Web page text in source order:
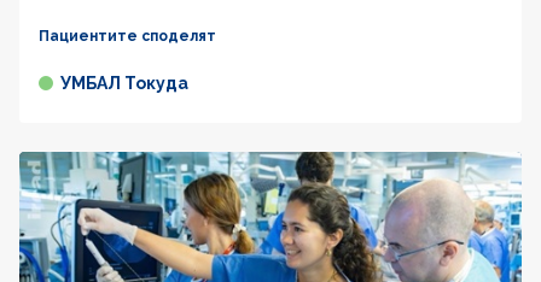
Пациентите споделят
УМБАЛ Токуда